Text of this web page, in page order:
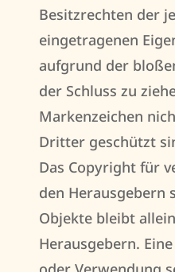
Besitzrechten der
eingetragenen
aufgrund der
der Schluss zu
Markenzeichen
Dritter geschützt
Das Copyright für
den Herausgebern
Objekte bleibt
Herausgebern.